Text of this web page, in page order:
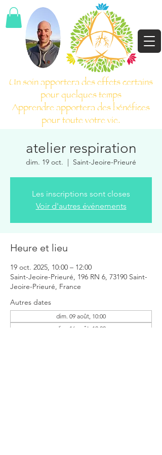
Un soin apportera des effets certains
pour quelques temps
Apprendre apportera des bénéfices
pour toute votre vie.
atelier respiration
dim. 19 oct.
  |
Saint-Jeoire-Prieuré
Les inscriptions sont closes
Voir d'autres événements
Heure et lieu
19 oct. 2025, 10:00 – 12:00
Saint-Jeoire-Prieuré, 196 RN 6, 73190 Saint-
Jeoire-Prieuré, France
Autres dates
dim. 09 août, 10:00
dim. 16 août, 10:00